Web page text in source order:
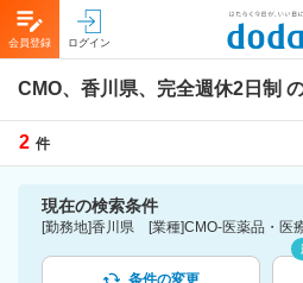
会員登録 ログイン
CMO、香川県、完全週休2日制
2 件
現在の検索条件
条件の変更